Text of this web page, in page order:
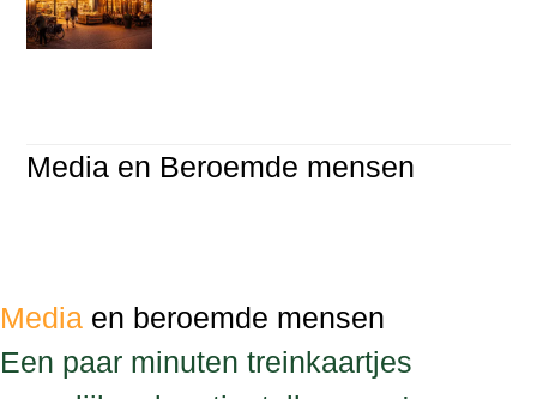
Media en Beroemde mensen
Media en beroemde mensen
Een paar minuten treinkaartjes